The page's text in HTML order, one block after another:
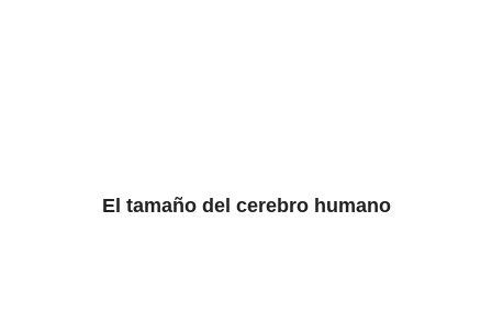
El tamaño del cerebro humano